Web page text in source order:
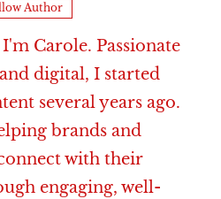
Author
Carole. Passionate
digital, I started
several years ago.
brands and
with their
engaging, well-